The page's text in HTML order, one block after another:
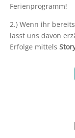
Ferienprogramm!
2.) Wenn ihr
lasst uns davon
Erfolge mittels